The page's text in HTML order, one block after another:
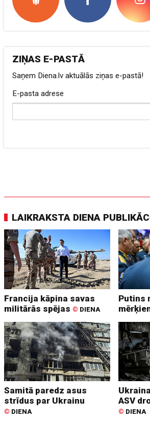
ZIŅAS E-PASTĀ
Saņem Diena.lv aktuālās ziņas e-pastā!
E-pasta adrese
LAIKRAKSTA DIENA
Francija kāpina savas
militārās spējas © DIENA
Putins
Samitā paredz asus
strīdus par Ukrainu
© DIENA
ASV
© DIENA